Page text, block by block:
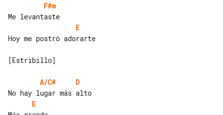
F#m
E
Hoy me postró adorarte
[Estribillo]
A/C#
D
E